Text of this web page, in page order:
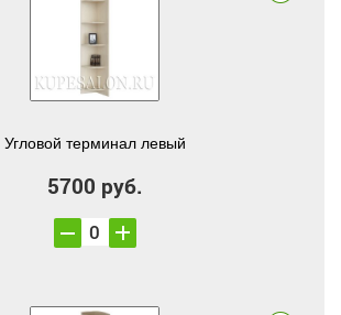
Угловой терминал левый
5700 руб.